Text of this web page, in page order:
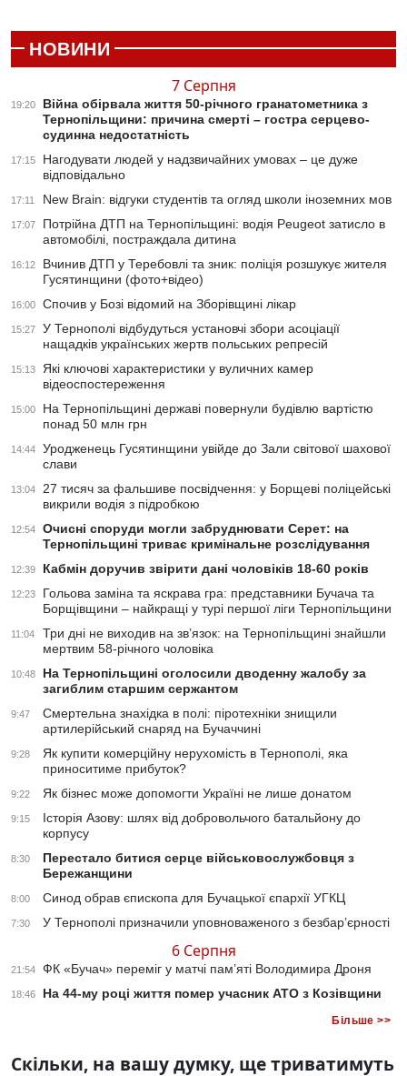
НОВИНИ
7 Серпня
19:20
Війна обірвала життя 50-річного гранатометника з
Тернопільщини: причина смерті – гостра серцево-
судинна недостатність
17:15
Нагодувати людей у надзвичайних умовах – це дуже
відповідально
17:11 New Brain: відгуки студентів та огляд школи іноземних мов
17:07
Потрійна ДТП на Тернопільщині: водія Peugeot затисло в
автомобілі, постраждала дитина
16:12
Вчинив ДТП у Теребовлі та зник: поліція розшукує жителя
Гусятинщини (фото+відео)
16:00 Спочив у Бозі відомий на Зборівщині лікар
15:27
У Тернополі відбудуться установчі збори асоціації
нащадків українських жертв польських репресій
15:13
Які ключові характеристики у вуличних камер
відеоспостереження
15:00
На Тернопільщині державі повернули будівлю вартістю
понад 50 млн грн
14:44
Уродженець Гусятинщини увійде до Зали світової шахової
слави
13:04
27 тисяч за фальшиве посвідчення: у Борщеві поліцейські
викрили водія з підробкою
12:54
Очисні споруди могли забруднювати Серет: на
Тернопільщині триває кримінальне розслідування
12:39 Кабмін доручив звірити дані чоловіків 18-60 років
12:23
Гольова заміна та яскрава гра: представники Бучача та
Борщівщини – найкращі у турі першої ліги Тернопільщини
11:04
Три дні не виходив на зв’язок: на Тернопільщині знайшли
мертвим 58-річного чоловіка
10:48
На Тернопільщині оголосили дводенну жалобу за
загиблим старшим сержантом
9:47
Смертельна знахідка в полі: піротехніки знищили
артилерійський снаряд на Бучаччині
9:28
Як купити комерційну нерухомість в Тернополі, яка
приноситиме прибуток?
9:22 Як бізнес може допомогти Україні не лише донатом
9:15
Історія Азову: шлях від добровольчого батальйону до
корпусу
8:30
Перестало битися серце військовослужбовця з
Бережанщини
8:00 Синод обрав єпископа для Бучацької єпархії УГКЦ
7:30 У Тернополі призначили уповноваженого з безбар’єрності
6 Серпня
21:54 ФК «Бучач» переміг у матчі пам’яті Володимира Дроня
18:46 На 44-му році життя помер учасник АТО з Козівщини
Більше >>
Скільки, на вашу думку, ще триватимуть